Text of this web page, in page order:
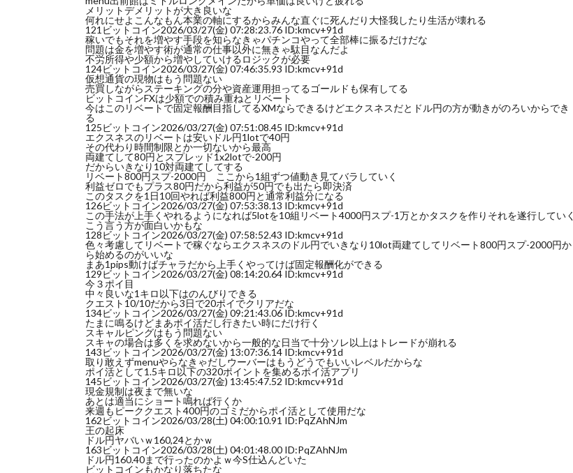
メリットデメリットが大き良いな
何れにせよこんなもん本業の軸にするからみんな直ぐに死んだり大怪我したり生活が壊れる
121 ビットコイン2026/03/27(金) 07:28:23.76 ID:kmcv+91d
稼いでもそれを増やす手段を知らなきゃパチンコやって全部棒に振るだけだな
問題は金を増やす術が通常の仕事以外に無きゃ駄目なんだよ
不労所得や少額から増やしていけるロジックが必要
124ビットコイン2026/03/27(金) 07:46:35.93 ID:kmcv+91d
仮想通貨の現物はもう問題ない
売買しながらステーキングの分や資産運用担ってるゴールドも保有してる
ビットコインFXは少額での積み重ねとリベート
今はこのリベートで固定報酬目指してるXMならできるけどエクスネスだとドル円の方が動きがのろいからでき
る
125ビットコイン2026/03/27(金) 07:51:08.45 ID:kmcv+91d
エクスネスのリベートは安いドル円1lotで40円
その代わり時間制限とか一切ないから最高
両建てして80円とスプレッド1x2lotで-200円
だからいきなり10対両建てしてする
リベート800円スプ-2000円 ここから1組ずつ値動き見てバラしていく
利益ゼロでもプラス80円だから利益が50円でも出たら即決済
このタスクを1日10回やれば利益800円と通常利益分になる
126ビットコイン2026/03/27(金) 07:53:38.13 ID:kmcv+91d
この手法が上手くやれるようになれば5lotを10組リベート4000円スプ-1万とかタスクを作りそれを遂行していく
こう言う方が面白いかもな
128ビットコイン2026/03/27(金) 07:58:52.43 ID:kmcv+91d
色々考慮してリベートで稼ぐならエクスネスのドル円でいきなり10lot両建てしてリベート800円スプ-2000円か
ら始めるのがいいな
まあ1pips動けばチャラだから上手くやってけば固定報酬化ができる
129ビットコイン2026/03/27(金) 08:14:20.64 ID:kmcv+91d
今３ポイ目
中々良いな1キロ以下はのんびりできる
クエスト10/10だから3日で20ポイでクリアだな
134ビットコイン2026/03/27(金) 09:21:43.06 ID:kmcv+91d
たまに鳴るけどまあポイ活だし行きたい時にだけ行く
スキャルピングはもう問題ない
スキャの場合は多くを求めないから一般的な日当で十分ソレ以上はトレードが崩れる
143ビットコイン2026/03/27(金) 13:07:36.14 ID:kmcv+91d
取り敢えずmenuやらなきゃだしウーバーはもうどうでもいいレベルだからな
ポイ活として1.5キロ以下の320ポイントを集めるポイ活アプリ
145ビットコイン2026/03/27(金) 13:45:47.52 ID:kmcv+91d
現金規制は夜まで無いな
あとは適当にショート鳴れば行くか
来週もピーククエスト400円のゴミだからポイ活として使用だな
162ビットコイン2026/03/28(土) 04:00:10.91 ID:PqZAhNJm
王の起床
ドル円ヤバいｗ160,24とかｗ
163ビットコイン2026/03/28(土) 04:01:48.00 ID:PqZAhNJm
ドル円160.40まで行ったのかよｗ今S仕込んどいた
ビットコインもかなり落ちたな